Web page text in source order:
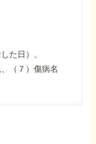
た日）、
（７）傷病名